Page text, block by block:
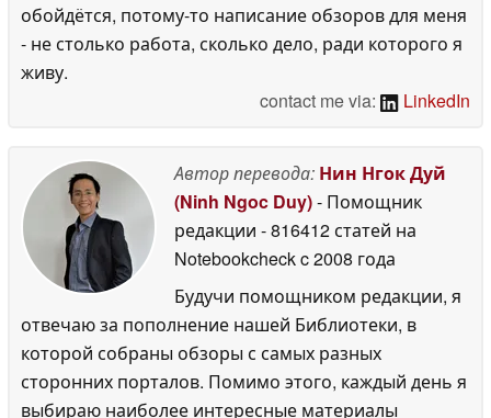
обойдётся, потому-то написание обзоров для меня
- не столько работа, сколько дело, ради которого я
живу.
contact me via:
LinkedIn
Автор перевода: Нин Нгок Дуй
(Ninh Ngoc Duy)- Помощник
редакции - 816412 статей на
Notebookcheckc 2008 года
Будучи помощником редакции, я
отвечаю за пополнение нашей Библиотеки, в
которой собраны обзоры с самых разных
сторонних порталов. Помимо этого, каждый день я
выбираю наиболее интересные материалы